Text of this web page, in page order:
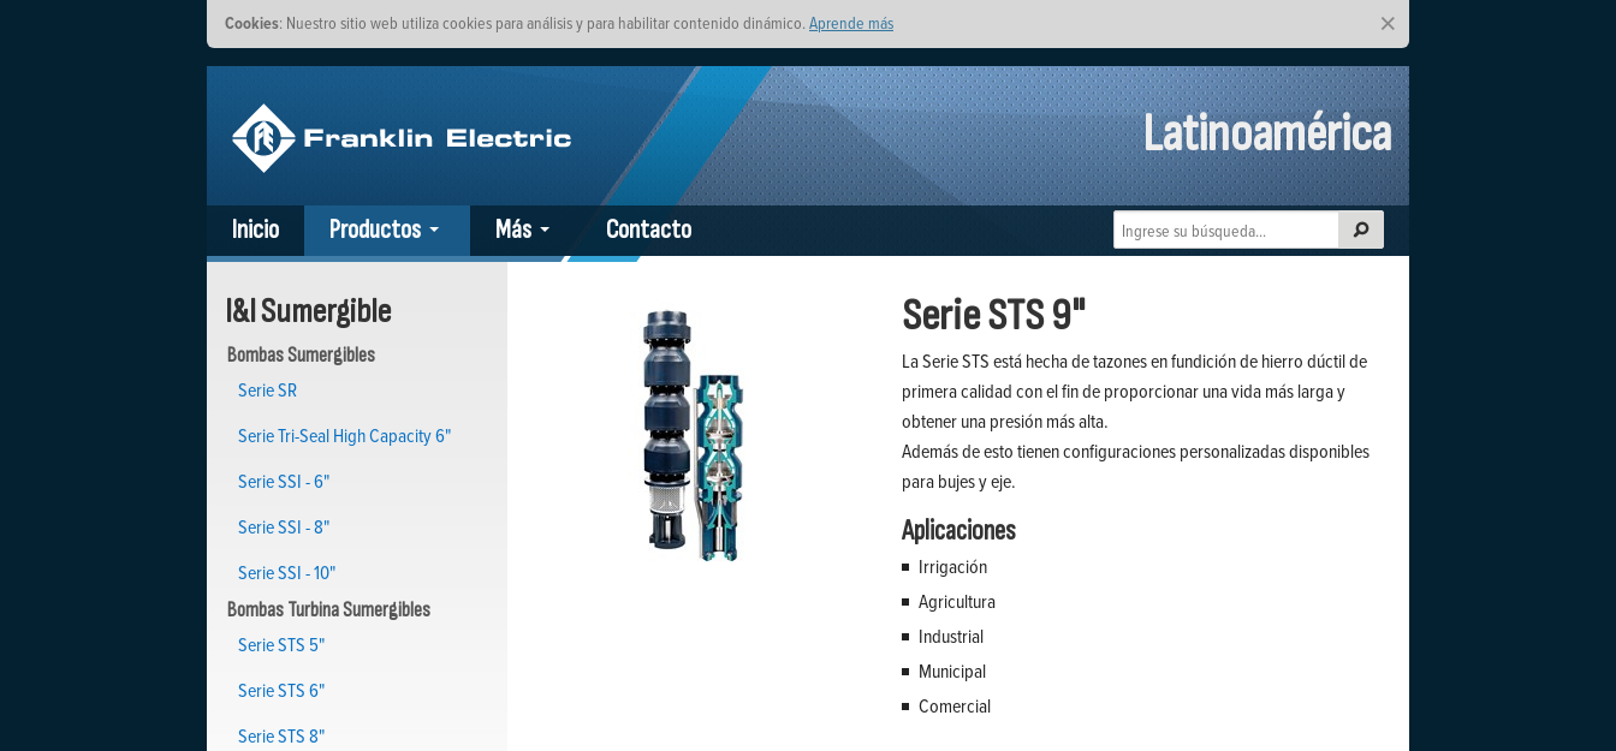
×
Cookies: Nuestro sitio web utiliza cookies para análisis y para habilitar contenido dinámico. Aprende más
Latinoamérica
Inicio Productos Más Contacto
Serie STS 9"
La Serie STS está hecha de tazones en fundición de hierro dúctil de
primera calidad con el fin de proporcionar una vida más larga y
obtener una presión más alta.
Además de esto tienen configuraciones personalizadas disponibles
para bujes y eje.
Aplicaciones
Irrigación
Agricultura
Industrial
Municipal
Comercial
I&I Sumergible
Bombas Sumergibles
Serie SR
Serie Tri-Seal High Capacity 6"
Serie SSI - 6"
Serie SSI - 8"
Serie SSI - 10"
Bombas Turbina Sumergibles
Serie STS 5"
Serie STS 6"
Serie STS 8"